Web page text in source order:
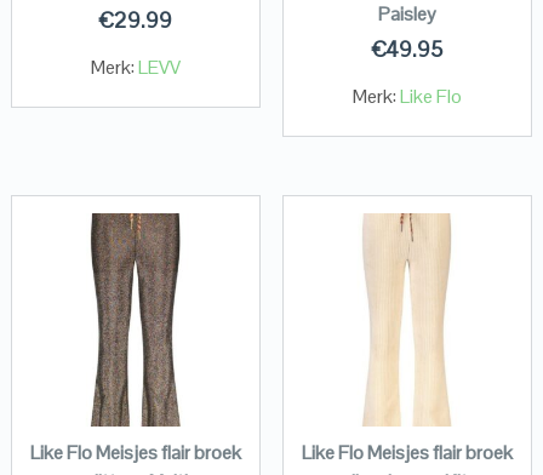
€29.99
Merk:LEVV
Paisley
€49.95
Merk:Like Flo
Like Flo Meisjes flair broek
Like Flo Meisjes flair broek